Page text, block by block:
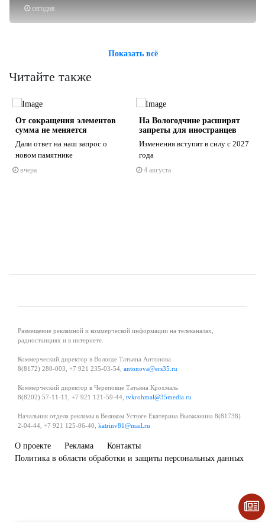
сегодня
Показать всё
Читайте также
От сокращения элементов
сумма не меняется
Дали ответ на наш запрос о
новом памятнике
вчера
На Вологодчине расширят
запреты для иностранцев
Изменения вступят в силу с 2027
года
4 августа
Размещение рекламной и коммерческой информации на телеканалах,
радиостанциях и в интернете.
Коммерческий директор в Вологде Татьяна Антонова
8(8172) 280-003, +7 921 235-03-54, antonova@ers35.ru
Коммерческий директор в Череповце Татьяна Крохмаль
8(8202) 57-11-11, +7 921 121-59-44, tvkrohmal@35media.ru
Начальник отдела рекламы в Великом Устюге Екатерина Вьюжанина 8(81738)
2-04-44, +7 921 125-06-40, katrinv81@mail.ru
О проекте Реклама
Контакты
Политика в области обработки и защиты персональных данных